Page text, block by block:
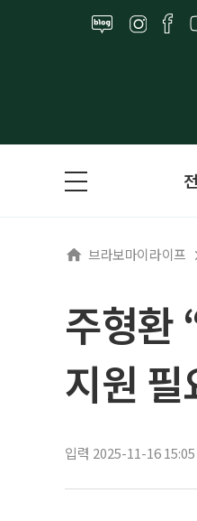
브라보마이라이프
주형환
지원 필
입력 2025-11-16 15:05